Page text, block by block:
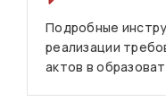
Подробные
реализации
актов в